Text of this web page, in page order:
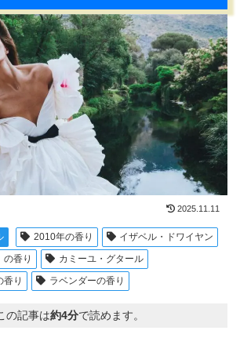
2025.11.11
2010年の香り
イザベル・ドワイヤン
の香り
カミーユ・グタール
香り
ラベンダーの香り
の記事は約4分で読めます。